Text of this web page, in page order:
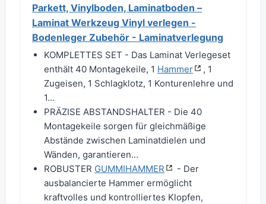
Parkett, Vinylboden, Laminatboden –
Laminat Werkzeug Vinyl verlegen -
Bodenleger Zubehör - Laminatverlegung
KOMPLETTES SET - Das Laminat Verlegeset
enthält 40 Montagekeile, 1 Hammer
, 1
Zugeisen, 1 Schlagklotz, 1 Konturenlehre und
1...
PRÄZISE ABSTANDSHALTER - Die 40
Montagekeile sorgen für gleichmäßige
Abstände zwischen Laminatdielen und
Wänden, garantieren...
ROBUSTER GUMMIHAMMER
- Der
ausbalancierte Hammer ermöglicht
kraftvolles und kontrolliertes Klopfen,